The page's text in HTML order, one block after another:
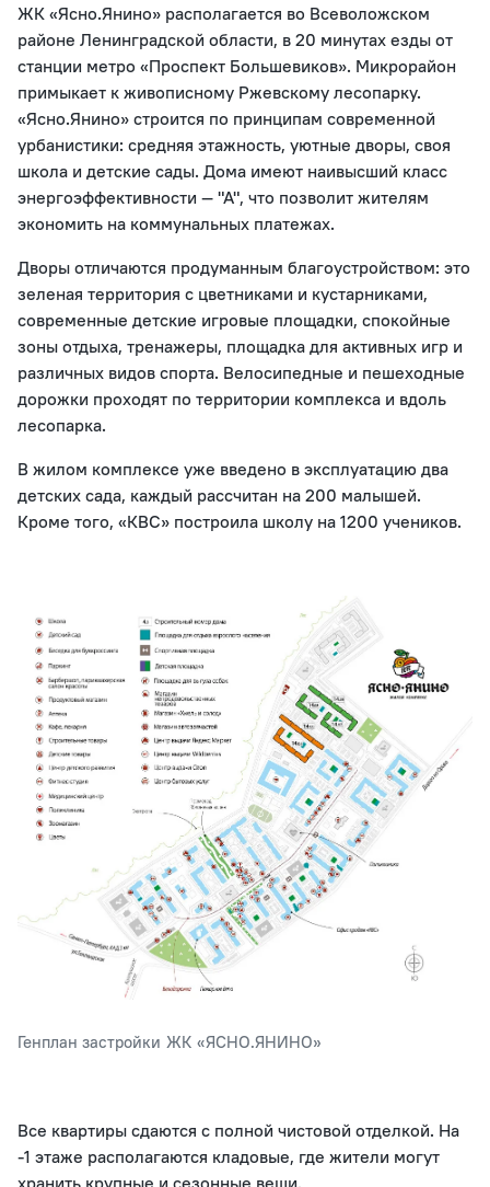
ЖК «Ясно.Янино» располагается во Всеволожском
районе Ленинградской области, в 20 минутах езды от
станции метро «Проспект Большевиков». Микрорайон
примыкает к живописному Ржевскому лесопарку.
«Ясно.Янино» строится по принципам современной
урбанистики: средняя этажность, уютные дворы, своя
школа и детские сады. Дома имеют наивысший класс
энергоэффективности — "А", что позволит жителям
экономить на коммунальных платежах.
Дворы отличаются продуманным благоустройством: это
зеленая территория с цветниками и кустарниками,
современные детские игровые площадки, спокойные
зоны отдыха, тренажеры, площадка для активных игр и
различных видов спорта. Велосипедные и пешеходные
дорожки проходят по территории комплекса и вдоль
лесопарка.
В жилом комплексе уже введено в эксплуатацию два
детских сада, каждый рассчитан на 200 малышей.
Кроме того, «КВС» построила школу на 1200 учеников.
Генплан застройки ЖК «ЯСНО.ЯНИНО»
Все квартиры сдаются с полной чистовой отделкой. На
-1 этаже располагаются кладовые, где жители могут
хранить крупные и сезонные вещи.